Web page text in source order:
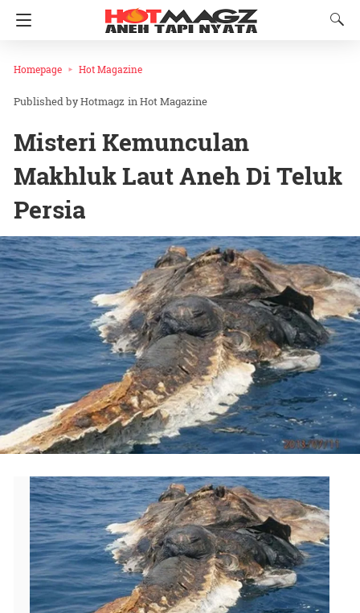
Homepage Hot Magazine
Hotmagz inHot Magazine
Misteri Kemunculan
Makhluk Laut Aneh Di Teluk
Persia